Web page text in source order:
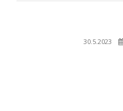
30.5.2023